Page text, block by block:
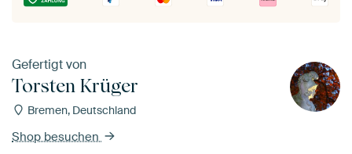
Gefertigt von
Torsten Krüger
Bremen, Deutschland
Shop besuchen